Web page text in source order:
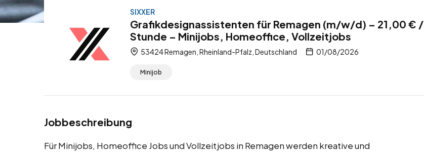
SIXXER
Grafikdesignassistenten für Remagen (m/w/d) – 21,00 € /
Stunde – Minijobs, Homeoffice, Vollzeitjobs
53424 Remagen, Rheinland-Pfalz, Deutschland 01/08/2026
Minijob
Jobbeschreibung
Für Minijobs, Homeoffice Jobs und Vollzeitjobs in Remagen werden kreative und